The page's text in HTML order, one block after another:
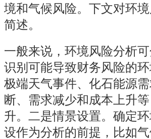
境和气候风险。下文对环
简述。
一般来说，环境风险分析
识别可能导致财务风险的
极端天气事件、化石能源
断、需求减少和成本上升
升。二是情景设置。确定
设作为分析的前提，比如